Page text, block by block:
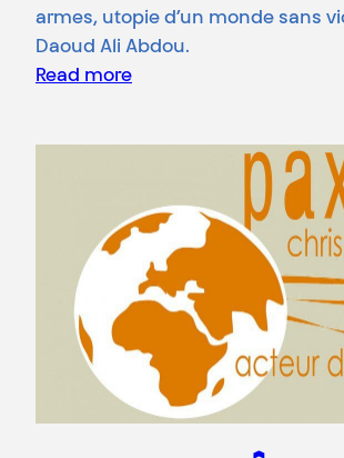
armes, utopie d’un monde sans
Daoud Ali Abdou.
Read more